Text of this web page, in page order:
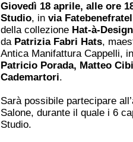
Giovedì 18 aprile, alle ore
Studio, in via
della collezione Hat-à-
da Patrizia Fabri Hats,
Antica Manifattura Cappelli,
Patricio Porada, Matteo
Cademartori.
Sarà possibile partecipare
Salone, durante il quale i 6
Studio.